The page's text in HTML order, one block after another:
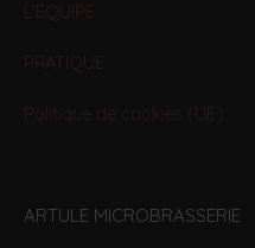
L’EQUIPE
PRATIQUE
Politique de cookies (UE)
ARTULE MICROBRASSERIE